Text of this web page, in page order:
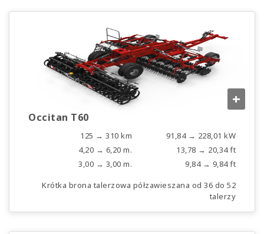
+
Occitan T60
125 → 310 km
91,84 → 228,01 kW
4,20 → 6,20 m.
13,78 → 20,34 ft
3,00 → 3,00 m.
9,84 → 9,84 ft
Krótka brona talerzowa półzawieszana od 36 do 52
talerzy